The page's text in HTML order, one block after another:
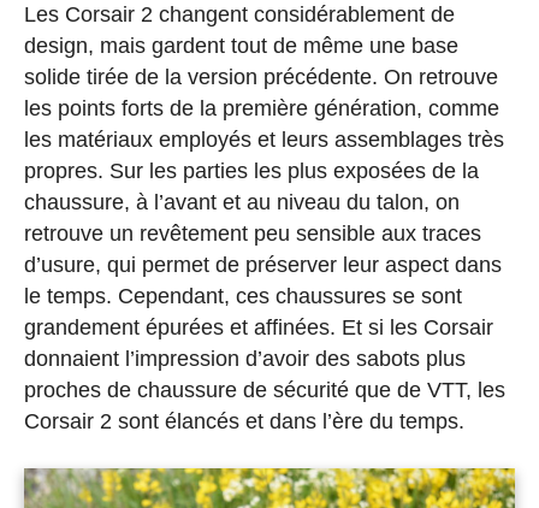
Les Corsair 2 changent considérablement de
design, mais gardent tout de même une base
solide tirée de la version précédente. On retrouve
les points forts de la première génération, comme
les matériaux employés et leurs assemblages très
propres. Sur les parties les plus exposées de la
chaussure, à l’avant et au niveau du talon, on
retrouve un revêtement peu sensible aux traces
d’usure, qui permet de préserver leur aspect dans
le temps. Cependant, ces chaussures se sont
grandement épurées et affinées. Et si les Corsair
donnaient l’impression d’avoir des sabots plus
proches de chaussure de sécurité que de VTT, les
Corsair 2 sont élancés et dans l’ère du temps.